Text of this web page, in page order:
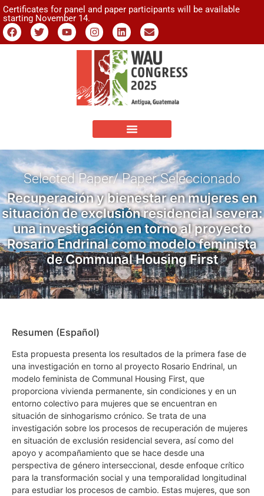
Certificates for panel and paper participants will be available
starting November 14.
Selected Paper/ Paper Seleccionado
Recuperación y bienestar en mujeres en
situación de exclusión residencial severa:
una investigación en torno al proyecto
Rosario Endrinal como modelo feminista
de Communal Housing First
Resumen (Español)
Esta propuesta presenta los resultados de la primera fase de
una investigación en torno al proyecto Rosario Endrinal, un
modelo feminista de Communal Housing First, que
proporciona vivienda permanente, sin condiciones y en un
entorno colectivo para mujeres que se encuentran en
situación de sinhogarismo crónico. Se trata de una
investigación sobre los procesos de recuperación de mujeres
en situación de exclusión residencial severa, así como del
apoyo y acompañamiento que se hace desde una
perspectiva de género interseccional, desde enfoque crítico
para la transformación social y una temporalidad longitudinal
para estudiar los procesos de cambio. Estas mujeres, que son